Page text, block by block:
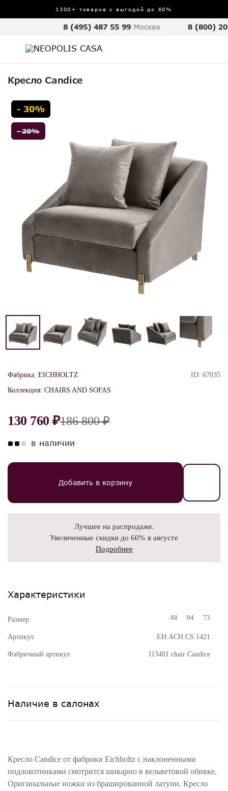
1300+ товаров с выгодой до 60%
8 (495) 487 55 99 Москва 8 (800)
Кресло Candice
- 30%
- 20%
Фабрика: EICHHOLTZ
Коллекция: CHAIRS AND SOFAS
ID: 67035
130 760 ₽186 800 ₽
в наличии
Добавить в корзину
Лучшее на распродаже.
Увеличенные скидки до 60% в августе
Подробнее
Характеристики
Размер 88 94 73
Артикул EH.ACH.CS.1421
Фабричный артикул 113401 chair Candice
Наличие в салонах
Кресло Candice от фабрики Eichholtz с наклоненными
подлокотниками смотрится шикарно в вельветовой обивке.
Оригинальные ножки из брашированной латуни. Кресло